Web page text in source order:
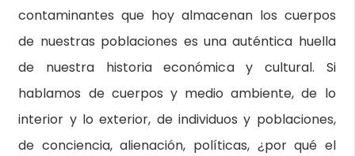
contaminantes que hoy almacenan los cuerpos
de nuestras poblaciones es una auténtica huella
de nuestra historia económica y cultural. Si
hablamos de cuerpos y medio ambiente, de lo
interior y lo exterior, de individuos y poblaciones,
de conciencia, alienación, políticas, ¿por qué el